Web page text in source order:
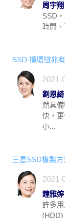
周宇
SSD
時間
SSD 損壞徵兆
2021-
劉恩
然具
快，
小...
三星SSD複製方
2021-
鐘雅
許多
(HDD)